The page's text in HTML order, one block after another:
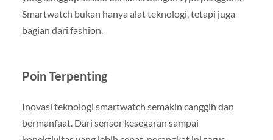
Smartwatch bukan hanya alat teknologi, tetapi juga
bagian dari fashion.
Poin Terpenting
Inovasi teknologi smartwatch semakin canggih dan
bermanfaat. Dari sensor kesegaran sampai